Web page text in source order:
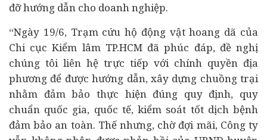
đỡ hướng dẫn cho doanh nghiệp.
“Ngày 19/6, Trạm cứu hộ động vật hoang dã của
Chi cục Kiểm lâm TP.HCM đã phúc đáp, đề nghị
chúng tôi liên hệ trực tiếp với chính quyền địa
phương để được hướng dẫn, xây dựng chuồng trại
nhằm đảm bảo thực hiện đúng quy định, quy
chuẩn quốc gia, quốc tế, kiểm soát tốt dịch bệnh
đảm bảo an toàn. Thế nhưng, chờ đợi mãi, Công ty